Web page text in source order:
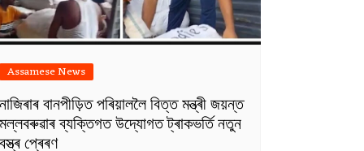
Assamese News
বানপীড়িত পৰিয়াললৈ বিত্ত মন্ত্ৰী জয়ন্ত
ব্যক্তিগত উদ্যোগত ট্ৰাকভৰ্তি নতুন
প্ৰেৰণ